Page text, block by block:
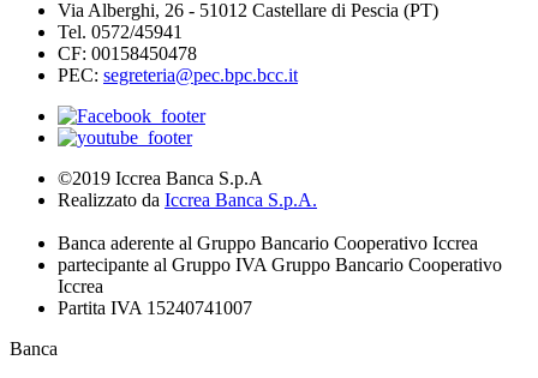
Via Alberghi, 26 - 51012 Castellare di Pescia (PT)
Tel. 0572/45941
CF: 00158450478
PEC: segreteria@pec.bpc.bcc.it
©2019 Iccrea Banca S.p.A
Realizzato da Iccrea Banca S.p.A.
Banca aderente al Gruppo Bancario Cooperativo Iccrea
partecipante al Gruppo IVA Gruppo Bancario Cooperativo
Iccrea
Partita IVA 15240741007
Banca